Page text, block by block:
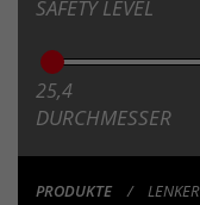
SAFETY LEVEL
25,4
DURCHMESSER
PRODUKTE LENKER